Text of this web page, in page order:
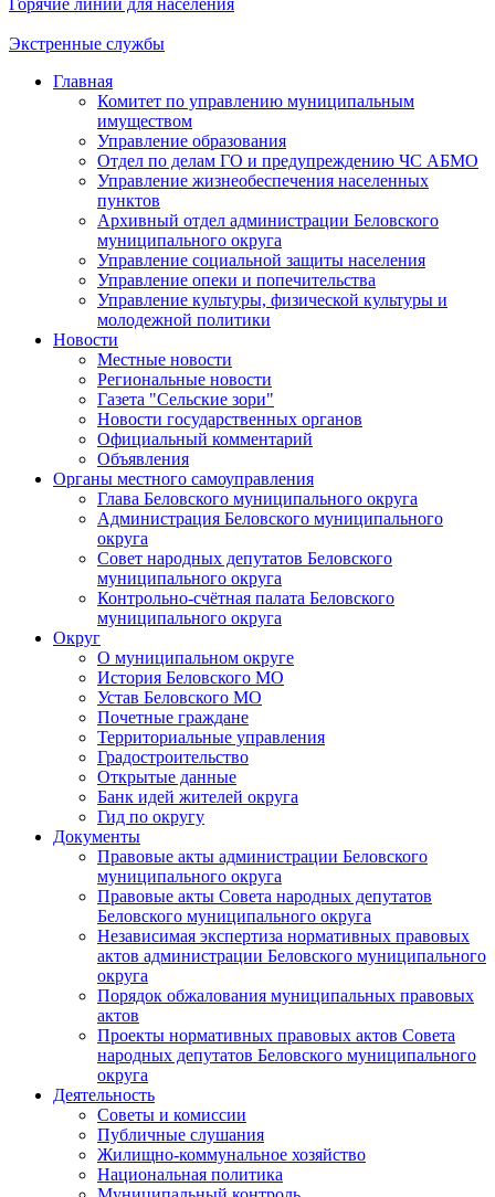
Горячие линии для населения
Экстренные службы
Главная
Комитет по управлению муниципальным
имуществом
Управление образования
Отдел по делам ГО и предупреждению ЧС АБМО
Управление жизнеобеспечения населенных
пунктов
Архивный отдел администрации Беловского
муниципального округа
Управление социальной защиты населения
Управление опеки и попечительства
Управление культуры, физической культуры и
молодежной политики
Новости
Местные новости
Региональные новости
Газета "Сельские зори"
Новости государственных органов
Официальный комментарий
Объявления
Органы местного самоуправления
Глава Беловского муниципального округа
Администрация Беловского муниципального
округа
Совет народных депутатов Беловского
муниципального округа
Контрольно-счётная палата Беловского
муниципального округа
Округ
О муниципальном округе
История Беловского МО
Устав Беловского МО
Почетные граждане
Территориальные управления
Градостроительство
Открытые данные
Банк идей жителей округа
Гид по округу
Документы
Правовые акты администрации Беловского
муниципального округа
Правовые акты Совета народных депутатов
Беловского муниципального округа
Независимая экспертиза нормативных правовых
актов администрации Беловского муниципального
округа
Порядок обжалования муниципальных правовых
актов
Проекты нормативных правовых актов Совета
народных депутатов Беловского муниципального
округа
Деятельность
Советы и комиссии
Публичные слушания
Жилищно-коммунальное хозяйство
Национальная политика